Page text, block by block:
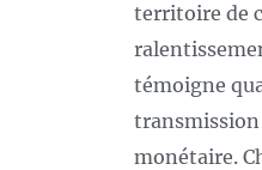
territoire de
témoigne
monétaire.